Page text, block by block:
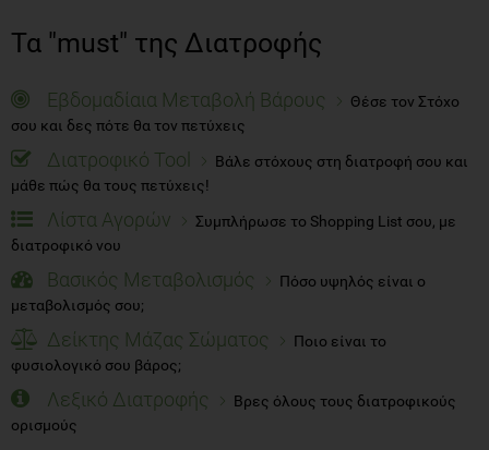
Τα "must" της Διατροφής
Εβδομαδίαια Μεταβολή Βάρους
Θέσε τον Στόχο
σου και δες πότε θα τον πετύχεις
Διατροφικό Tool
Βάλε στόχους στη διατροφή σου και
μάθε πώς θα τους πετύχεις!
Λίστα Αγορών
Συμπλήρωσε το Shopping List σου, με
διατροφικό νου
Βασικός Μεταβολισμός
Πόσο υψηλός είναι ο
μεταβολισμός σου;
Δείκτης Μάζας Σώματος
Ποιο είναι το
φυσιολογικό σου βάρος;
Λεξικό Διατροφής
Βρες όλους τους διατροφικούς
ορισμούς